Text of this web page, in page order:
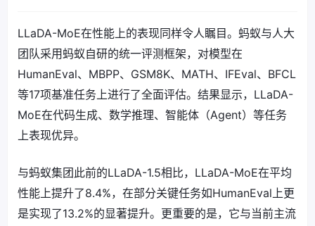
LLaDA-MoE在性能上的表现同样令人瞩目。蚂蚁与人大
团队采用蚂蚁自研的统一评测框架，对模型在
HumanEval、MBPP、GSM8K、MATH、IFEval、BFCL
等17项基准任务上进行了全面评估。结果显示，LLaDA-
MoE在代码生成、数学推理、智能体（Agent）等任务
上表现优异。
与蚂蚁集团此前的LLaDA-1.5相比，LLaDA-MoE在平均
性能上提升了8.4%，在部分关键任务如HumanEval上更
是实现了13.2%的显著提升。更重要的是，它与当前主流